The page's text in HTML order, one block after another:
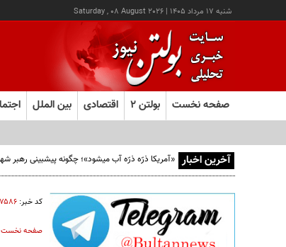
شنبه ۱۷ مرداد ۱۴۰۵ |
Saturday , 08 August 2026
صفحه نخست بولتن ۲ اقتصادی بین الملل
آخرین اخبار «آمریکا ذرّه ذرّه آب میشود»؛ چگونه پیشبینی رهبر
کد خبر:
صفحه نخست